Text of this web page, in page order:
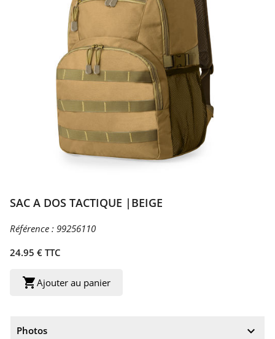
SAC A DOS TACTIQUE |BEIGE
Référence : 99256110
24.95 € TTC
shopping_cartAjouter au panier
Photos keyboard_arrow_down